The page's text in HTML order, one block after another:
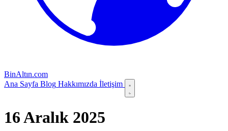
BinAltın.com
Ana Sayfa Blog Hakkımızda İletişim
16 Aralık 2025